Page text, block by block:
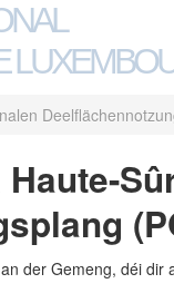
der Gemeng, déi